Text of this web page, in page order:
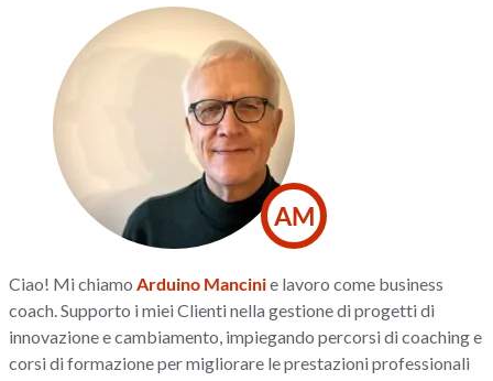
AM
Ciao! Mi chiamoArduino Mancinie lavoro come business
coach. Supporto i miei Clienti nella gestione di progetti di
innovazione e cambiamento, impiegando percorsi di coaching e
corsi di formazione per migliorare le prestazioni professionali